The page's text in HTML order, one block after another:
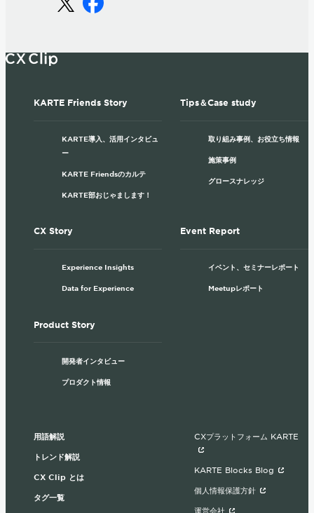
KARTE Friends Story
KARTE導入、活用インタビュ
ー
KARTE Friendsのカルテ
KARTE部おじゃまします！
Tips＆Case study
取り組み事例、お役立ち情報
施策事例
グロースナレッジ
CX Story
Experience Insights
Data for Experience
Event Report
イベント、セミナーレポート
Meetupレポート
Product Story
開発者インタビュー
プロダクト情報
用語解説
トレンド解説
CX Clip とは
タグ一覧
CXプラットフォーム KARTE
KARTE Blocks Blog
個人情報保護方針
運営会社